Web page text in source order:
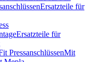
Ersatzteile für
Ersatzteile für
PressanschlüssenMit